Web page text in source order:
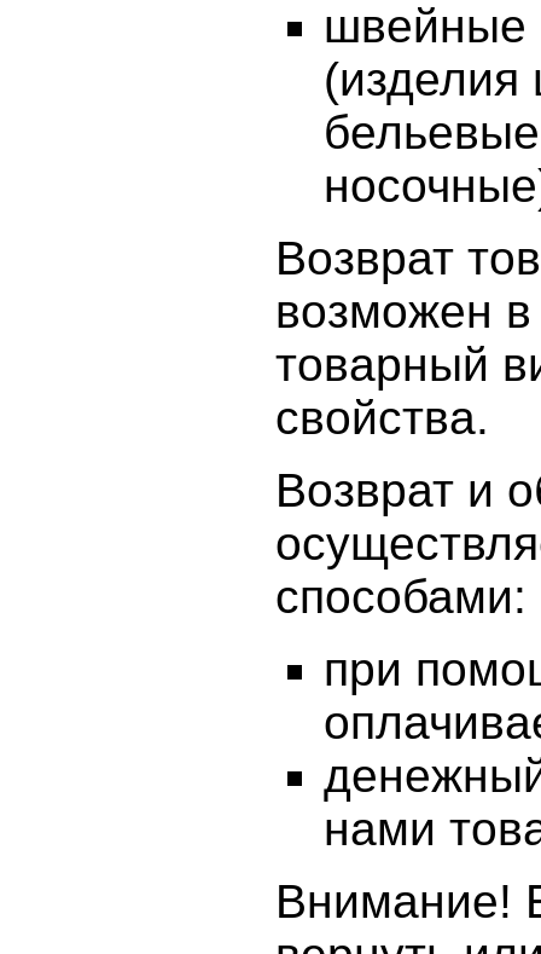
швейные
Возврат
возможен
товарный
свойства.
Возврат и
способами:
при
нами
Внимание!